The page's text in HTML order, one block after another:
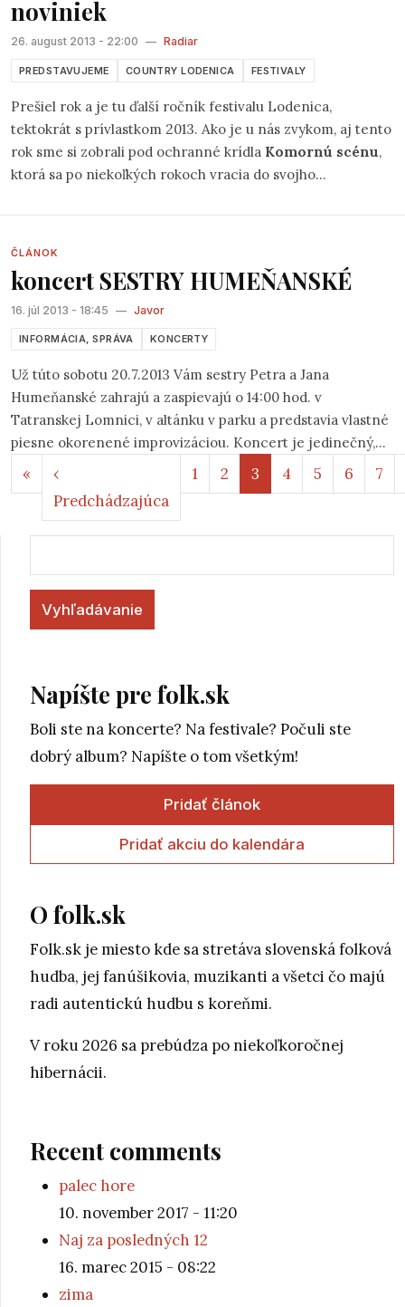
zaujímavých mien a zmien, ktoré iste potešia oko, ucho a
aj ďalšie zmysly návštevníkov veľkokapacitného stanu.
noviniek
26. august 2013 - 22:00 — Radiar
PREDSTAVUJEME COUNTRY LODENICA FESTIVALY
Prešiel rok a je tu ďalší ročník festivalu Lodenica,
tektokrát s prívlastkom 2013. Ako je u nás zvykom, aj tento
rok sme si zobrali pod ochranné krídla Komornú scénu,
ktorá sa po niekoľkých rokoch vracia do svojho
ČLÁNOK
koncert SESTRY HUMEŇANSKÉ
16. júl 2013 - 18:45 — Javor
INFORMÁCIA, SPRÁVA KONCERTY
Už túto sobotu 20.7.2013 Vám sestry Petra a Jana
Humeňanské zahrajú a zaspievajú o 14:00 hod. v
Tatranskej Lomnici, v altánku v parku a predstavia vlastné
piesne okorenené improvizáciou. Koncert je jedinečný,
nakoľko sestry spolu odohrali doteraz iba zopár koncertov
klávesov či perkusií zaznie napríklad aj fujara či dokonca
gajdica.
Stránkovanie
« Prvá strana
‹
Predchádzajúca Predchádzajúca strana
1 2 3 4 5 6 7
Napíšte pre folk.sk
Boli ste na koncerte? Na festivale? Počuli ste
dobrý album? Napíšte o tom všetkým!
Pridať článok
Pridať akciu do kalendára
O folk.sk
Folk.sk je miesto kde sa stretáva slovenská folková
hudba, jej fanúšikovia, muzikanti a všetci čo majú
radi autentickú hudbu s koreňmi.
V roku 2026 sa prebúdza po niekoľkoročnej
hibernácii.
Recent comments
palec hore
10. november 2017 - 11:20
Naj za posledných 12
16. marec 2015 - 08:22
zima